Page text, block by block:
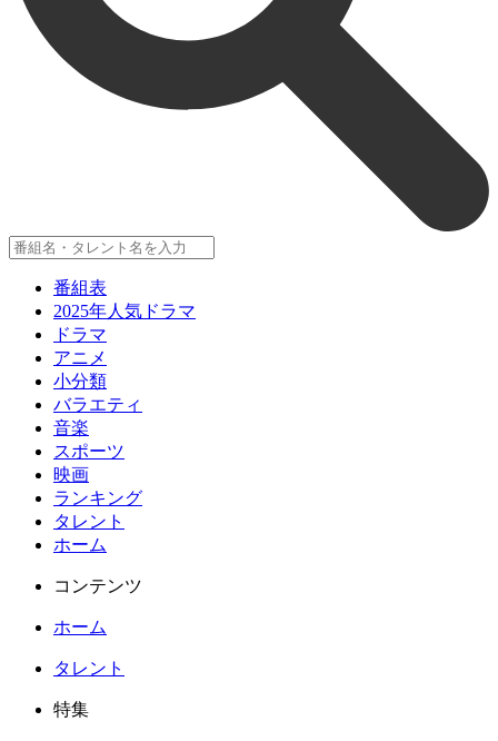
番組表
2025年人気ドラマ
ドラマ
アニメ
小分類
バラエティ
音楽
スポーツ
映画
ランキング
タレント
ホーム
コンテンツ
ホーム
タレント
特集